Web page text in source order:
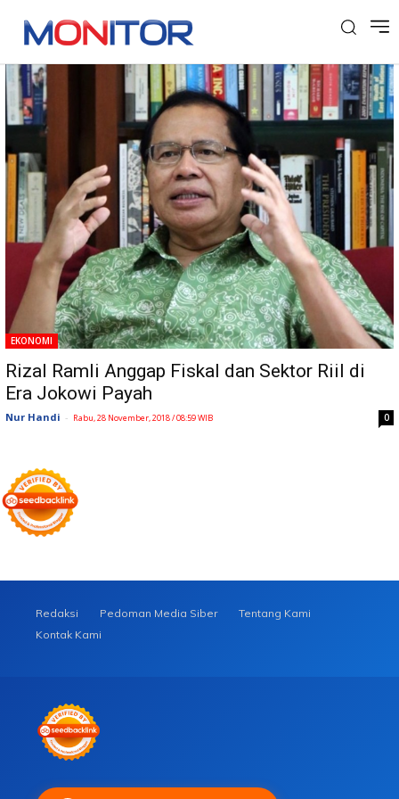
Tag: moneter
EKONOMI
Rizal Ramli Anggap Fiskal dan Sektor Riil di
Era Jokowi Payah
Nur Handi - Rabu, 28 November, 2018 / 08:59 WIB 0
Redaksi Pedoman Media Siber
Tentang Kami
Kontak Kami